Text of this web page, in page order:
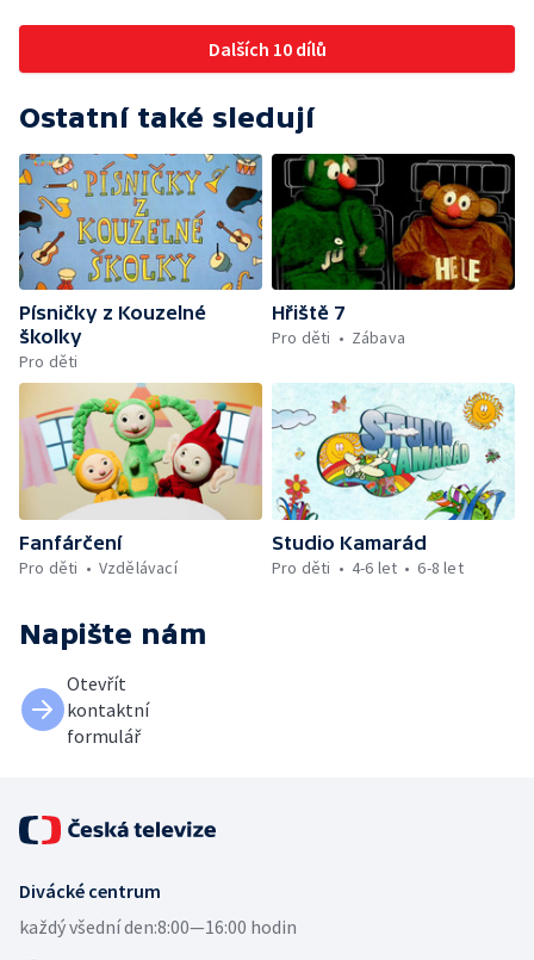
Dalších 10 dílů
Ostatní také sledují
Písničky z Kouzelné
školky
Pro děti
Hřiště 7
Pro děti
Zábava
Fanfárčení
Pro děti
Vzdělávací
Studio Kamarád
Pro děti
4-6 let 6-8 let
Napište nám
Otevřít
kontaktní
formulář
Divácké centrum
každý všední den:8:00—16:00 hodin